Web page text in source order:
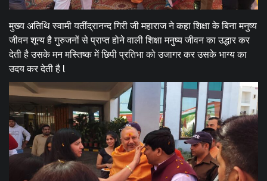
मुख्य अतिथि स्वामी यतींद्रानन्द गिरी जी महाराज ने कहा शिक्षा के बिना मनुष्य
जीवन शून्य है गुरुजनों से प्राप्त होने वाली शिक्षा मनुष्य जीवन का उद्धार कर
देती है उसके मन मस्तिष्क में छिपी प्रतिभा को उजागर कर उसके भाग्य का
उदय कर देती है l